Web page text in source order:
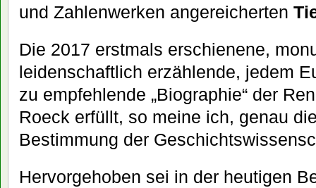
und Zahlenwerken angereicherten
Die 2017 erstmals erschienene,
leidenschaftlich erzählende, jedem
zu empfehlende „Biographie“ der
Roeck erfüllt, so meine ich, genau
Bestimmung der
Hervorgehoben sei in der heutigen